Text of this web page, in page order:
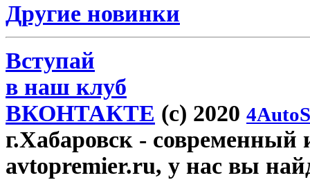
Другие новинки
Вступай
в наш клуб
ВКОНТАКТЕ (c) 2020
г.Хабаровск - современный
avtopremier.ru, у нас вы